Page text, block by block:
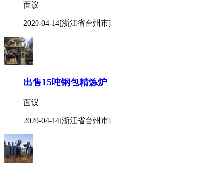
面议
2020-04-14[浙江省台州市]
出售15吨钢包精炼炉
面议
2020-04-14[浙江省台州市]